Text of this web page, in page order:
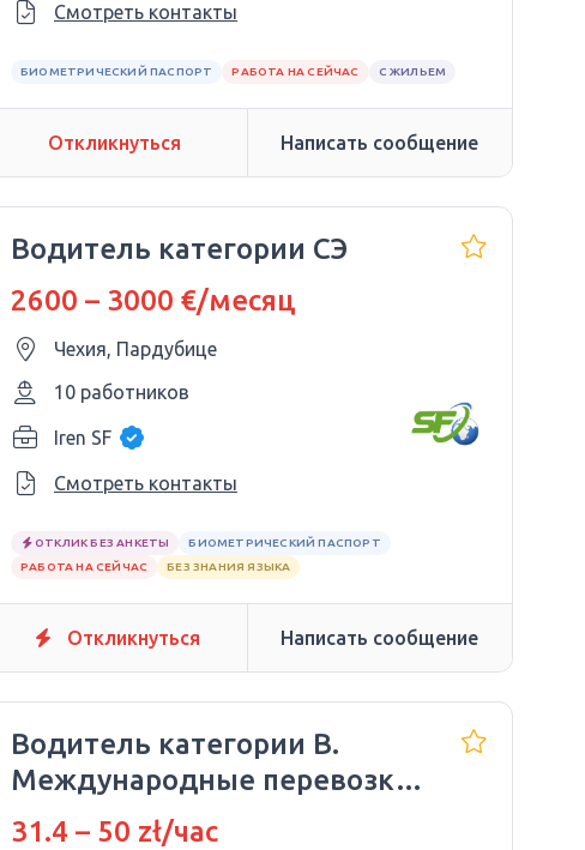
Смотреть контакты
БИОМЕТРИЧЕСКИЙ ПАСПОРТ РАБОТА НА СЕЙЧАС С ЖИЛЬЕМ
Откликнуться Написать сообщение
Водитель категории СЭ
2600 – 3000 €/месяц
Чехия, Пардубице
10 работников
Iren SF
Смотреть контакты
ОТКЛИК БЕЗ АНКЕТЫ
БИОМЕТРИЧЕСКИЙ ПАСПОРТ
РАБОТА НА СЕЙЧАС
БЕЗ ЗНАНИЯ ЯЗЫКА
Откликнуться Написать сообщение
Водитель категории B.
Международные перевозки.
350 злотых в день.
31.4 – 50 zł/час